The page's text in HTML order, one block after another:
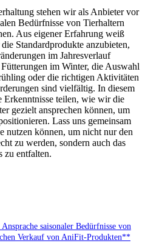
stehen wir ⁢als Anbieter vor
Bedürfnisse von Tierhaltern
Aus eigener Erfahrung weiß
Standardprodukte anzubieten,
im Jahresverlauf
im Winter, die⁢ Auswahl
⁤oder die richtigen Aktivitäten
sind vielfältig. In diesem
⁢teilen, wie wir die​
gezielt ansprechen ‌können, um
Lass uns gemeinsam
nutzen können, um nicht nur den
‌zu werden, sondern auch das
zu entfalten.
saisonaler Bedürfnisse von
Verkauf von AniFit-Produkten**